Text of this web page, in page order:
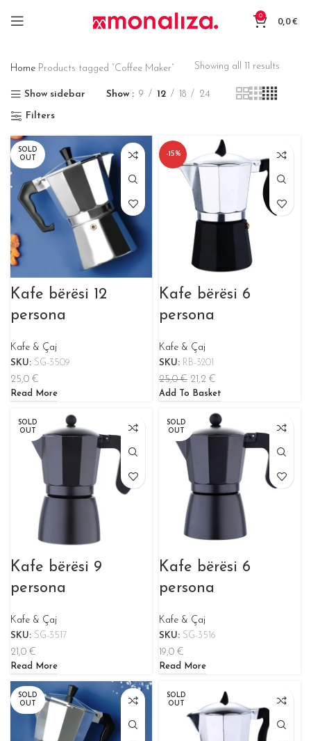
0 0,0€
Home Products tagged “Coffee Maker” Showing all 11 results
Show sidebar Show 9 12 18 24
Filters
SOLD
OUT
Kafe bërësi 12
persona
Kafe & Çaj
SKU: SG-3509
25,0 €
Read More
-15%
Kafe bërësi 6
persona
Kafe & Çaj
SKU: RB-3201
25,0€ 21,2 €
Add To Basket
SOLD
OUT
Kafe bërësi 9
persona
Kafe & Çaj
SKU: SG-3517
21,0 €
Read More
SOLD
OUT
Kafe bërësi 6
persona
Kafe & Çaj
SKU: SG-3516
19,0 €
Read More
SOLD
OUT
SOLD
OUT